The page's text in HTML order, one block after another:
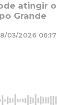
atingir
Grande
03/2026 06:17